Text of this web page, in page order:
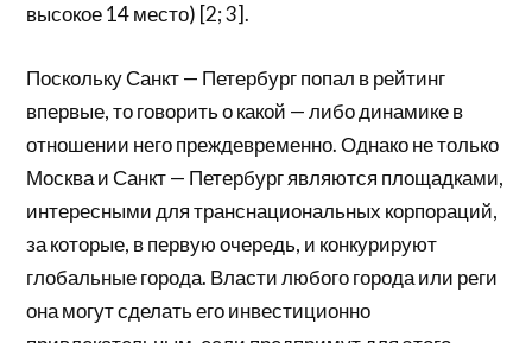
высокое 14 место) [2; 3].
Поскольку Санкт — Петербург попал в рейтинг
впервые, то говорить о какой — либо динамике в
отношении него преждевременно. Однако не только
Москва и Санкт — Петербург являются площадками,
интересными для транснациональных корпораций,
за которые, в первую очередь, и конкурируют
глобальные города. Власти любого города или реги
она могут сделать его инвестиционно